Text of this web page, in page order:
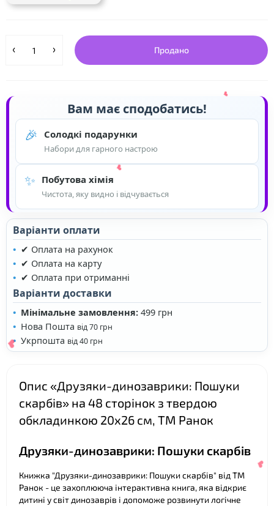
Продано
Вам має сподобатись!
🎉 Солодкі подарунки
Набори для гарного настрою
✨ Побутова хімія
Чистота, яку видно і відчувається
Варіанти оплати
✔ Оплата на рахунок
✔ Оплата на карту
✔ Оплата при отриманні
Варіанти доставки
Мінімальне замовлення: 499 грн
Нова Пошта від 70 грн
Укрпошта від 40 грн
Опис «Друзяки-динозаврики: Пошуки
скарбів» на 48 сторінок з твердою
обкладинкою 20х26 см, ТМ Ранок
Друзяки-динозаврики: Пошуки скарбів
Книжка "Друзяки-динозаврики: Пошуки скарбів" від ТМ
Ранок - це захоплююча інтерактивна книга, яка відкриє
дитині у світ динозаврів і допоможе розвинути логічне
❤
❤